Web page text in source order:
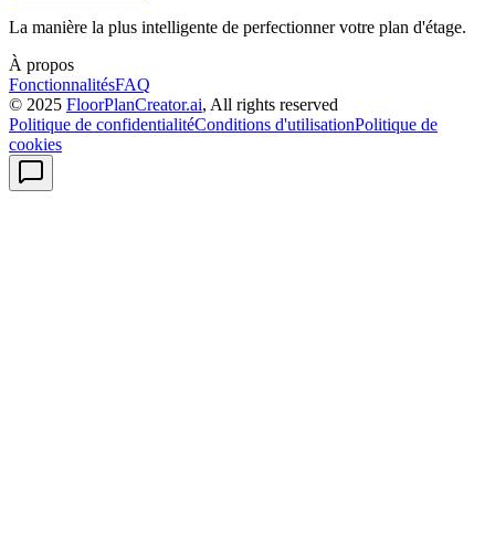
La manière la plus intelligente de perfectionner votre plan d'étage.
À propos
FonctionnalitésFAQ
© 2025 FloorPlanCreator.ai, All rights reserved
Politique de confidentialitéConditions d'utilisationPolitique de
cookies